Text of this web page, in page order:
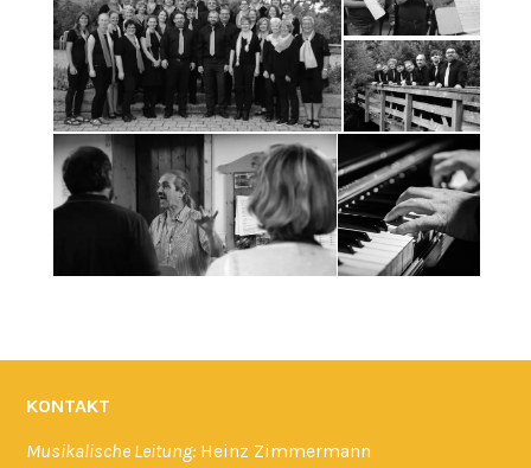
KONTAKT
Musikalische Leitung: Heinz Zimmermann